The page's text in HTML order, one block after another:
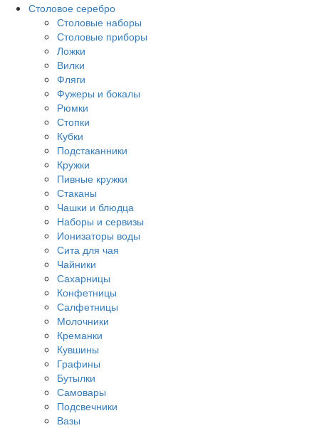
Столовое серебро
Столовые наборы
Столовые приборы
Ложки
Вилки
Фляги
Фужеры и бокалы
Рюмки
Стопки
Кубки
Подстаканники
Кружки
Пивные кружки
Стаканы
Чашки и блюдца
Наборы и сервизы
Ионизаторы воды
Сита для чая
Чайники
Сахарницы
Конфетницы
Салфетницы
Молочники
Креманки
Кувшины
Графины
Бутылки
Самовары
Подсвечники
Вазы